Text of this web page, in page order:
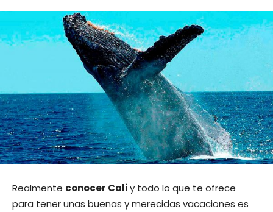
Realmente conocer Caliy todo lo que te ofrece
para tener unas buenas y merecidas vacaciones es